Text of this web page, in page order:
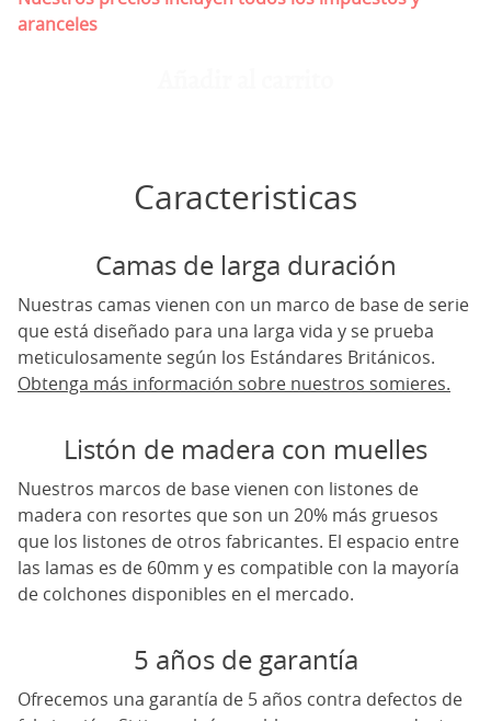
aranceles
Caracteristicas
Camas de larga duración
Nuestras camas vienen con un marco de base de serie
que está diseñado para una larga vida y se prueba
meticulosamente según los Estándares Británicos.
Obtenga más información sobre nuestros somieres.
Listón de madera con muelles
Nuestros marcos de base vienen con listones de
madera con resortes que son un 20% más gruesos
que los listones de otros fabricantes. El espacio entre
las lamas es de 60mm y es compatible con la mayoría
de colchones disponibles en el mercado.
5 años de garantía
Ofrecemos una garantía de 5 años contra defectos de